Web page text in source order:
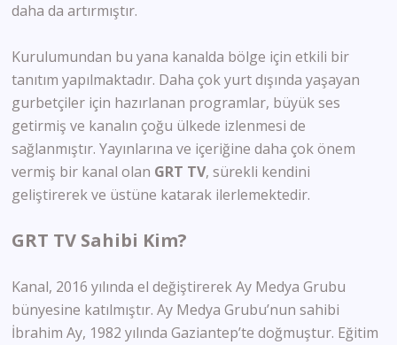
daha da artırmıştır.
Kurulumundan bu yana kanalda bölge için etkili bir
tanıtım yapılmaktadır. Daha çok yurt dışında yaşayan
gurbetçiler için hazırlanan programlar, büyük ses
getirmiş ve kanalın çoğu ülkede izlenmesi de
sağlanmıştır. Yayınlarına ve içeriğine daha çok önem
vermiş bir kanal olan GRT TV, sürekli kendini
geliştirerek ve üstüne katarak ilerlemektedir.
GRT TV Sahibi Kim?
Kanal, 2016 yılında el değiştirerek Ay Medya Grubu
bünyesine katılmıştır. Ay Medya Grubu’nun sahibi
İbrahim Ay, 1982 yılında Gaziantep’te doğmuştur. Eğitim